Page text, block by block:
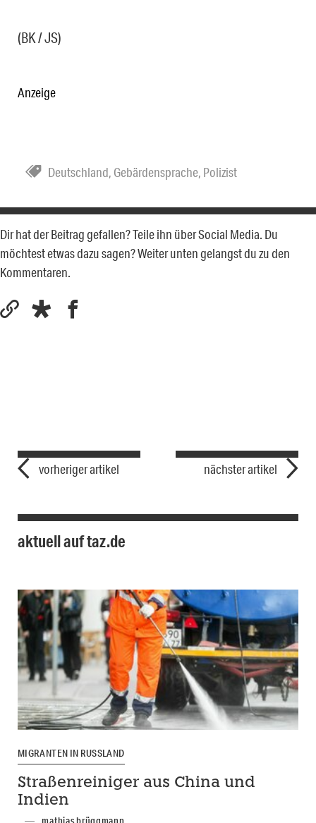
(BK / JS)
Anzeige
Deutschland, Gebärdensprache, Polizist
Dir hat der Beitrag gefallen? Teile ihn über Social Media. Du
möchtest etwas dazu sagen? Weiter unten gelangst du zu den
Kommentaren.
vorheriger artikel nächster artikel
aktuell auf taz.de
MIGRANTEN IN RUSSLAND
Straßenreiniger aus China und
Indien